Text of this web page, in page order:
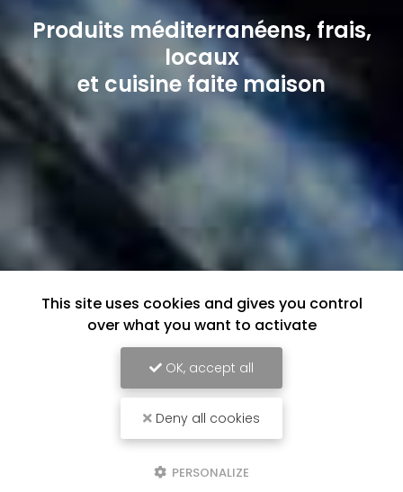
Produits méditerranéens, frais,
locaux
et cuisine faite maison
This site uses cookies and gives you control
over what you want to activate
OK, accept all
Deny all cookies
PERSONALIZE